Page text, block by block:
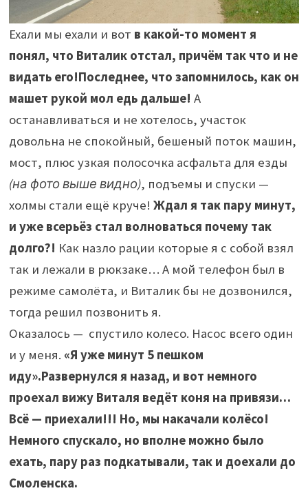
Ехали мы ехали и вот в какой-то момент я
понял, что Виталик отстал, причём так что и не
видать его!Последнее, что запомнилось, как он
машет рукой мол едь дальше! А
останавливаться и не хотелось, участок
довольна не спокойный, бешеный поток машин,
мост, плюс узкая полосочка асфальта для езды
(на фото выше видно), подъемы и спуски —
холмы стали ещё круче! Ждал я так пару минут,
и уже всерьёз стал волноваться почему так
долго?! Как назло рации которые я с собой взял
так и лежали в рюкзаке… А мой телефон был в
режиме самолёта, и Виталик бы не дозвонился,
тогда решил позвонить я.
Оказалось — спустило колесо. Насос всего один
и у меня. «Я уже минут 5 пешком
иду».Развернулся я назад, и вот немного
проехал вижу Виталя ведёт коня на привязи…
Всё — приехали!!! Но, мы накачали колёсо!
Немного спускало, но вполне можно было
ехать, пару раз подкатывали, так и доехали до
Смоленска.